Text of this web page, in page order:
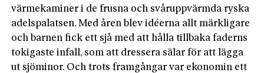
värmekaminer i de frusna och svåruppvärmda ryska
adelspalatsen. Med åren blev idéerna allt märkligare
och barnen fick ett sjå med att hålla tillbaka faderns
tokigaste infall, som att dressera sälar för att lägga
ut sjöminor. Och trots framgångar var ekonomin ett